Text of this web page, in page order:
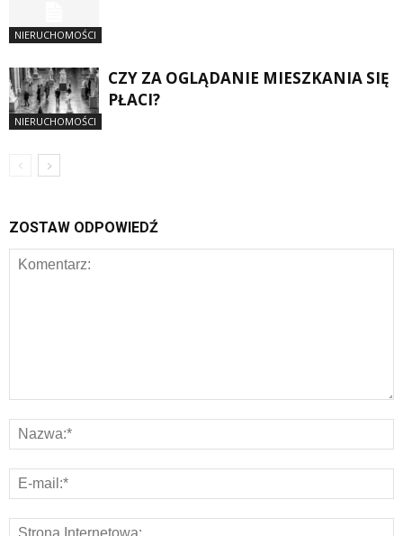
NIERUCHOMOŚCI
NIERUCHOMOŚCI
CZY ZA OGLĄDANIE MIESZKANIA SIĘ
PŁACI?
ZOSTAW ODPOWIEDŹ